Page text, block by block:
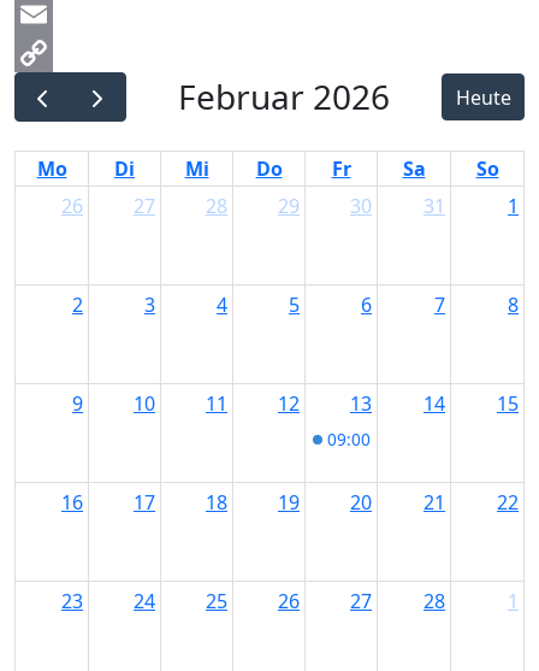
Messenger
Email
Copy
Link
Februar 2026 Heute
Mo Di Mi Do Fr Sa
So
26
27 28 29 30 31 1
2 3 4 5 6 7 8
9 10 11 12 13
09:00
14 15
16 17 18 19 20 21 22
23 24 25 26 27 28 1